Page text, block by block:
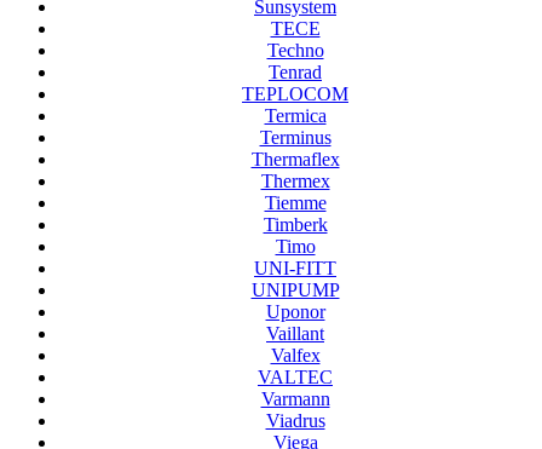
Sunsystem
TECE
Techno
Tenrad
TEPLOCOM
Termica
Terminus
Thermaflex
Thermex
Tiemme
Timberk
Timo
UNI-FITT
UNIPUMP
Uponor
Vaillant
Valfex
VALTEC
Varmann
Viadrus
Viega